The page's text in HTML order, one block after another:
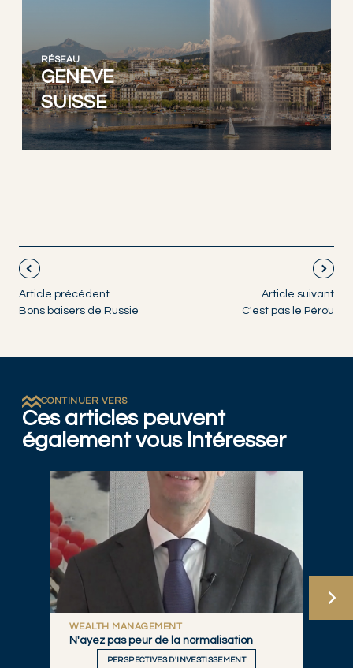
RÉSEAU
GENÈVE
SUISSE
Article précédent
Bons baisers de Russie
Article suivant
C'est pas le Pérou
CONTINUER VERS
Ces articles peuvent
également vous intéresser
WEALTH MANAGEMENT
N'ayez pas peur de la normalisation
PERSPECTIVES D'INVESTISSEMENT